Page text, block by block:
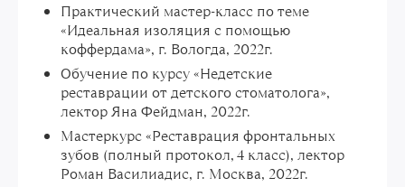
Практический мастер-класс по теме
«Идеальная изоляция с помощью
коффердама», г. Вологда, 2022г.
Обучение по курсу «Недетские
реставрации от детского стоматолога»,
лектор Яна Фейдман, 2022г.
Мастеркурс «Реставрация фронтальных
зубов (полный протокол, 4 класс), лектор
Роман Василиадис, г. Москва, 2022г.